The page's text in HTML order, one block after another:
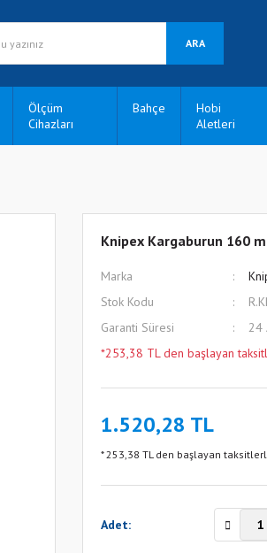
ARA
Ölçüm
Cihazları
Bahçe
Hobi
Aletleri
Knipex Kargaburun 160
Marka
Stok Kodu
Garanti Süresi
24
*253,38 TL den başlayan
1.520,28 TL
* 253,38 TL den başlayan
Adet: